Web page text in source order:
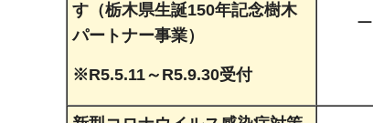
す（栃木県生誕150年記念樹木
パートナー事業）
※R5.5.11～R5.9.30受付
ー